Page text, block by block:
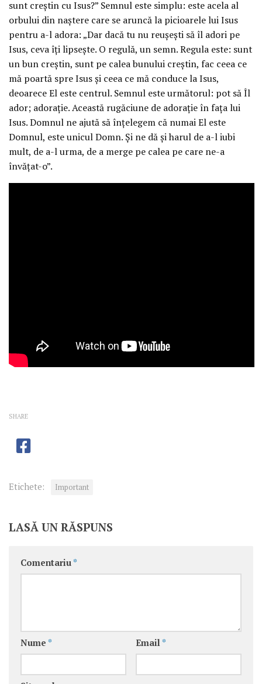
sunt creştin cu Isus?” Semnul este simplu: este acela al
orbului din naştere care se aruncă la picioarele lui Isus
pentru a-l adora: „Dar dacă tu nu reuşeşti să îl adori pe
Isus, ceva îţi lipseşte. O regulă, un semn. Regula este: sunt
un bun creştin, sunt pe calea bunului creştin, fac ceea ce
mă poartă spre Isus şi ceea ce mă conduce la Isus,
deoarece El este centrul. Semnul este următorul: pot să Îl
ador; adoraţie. Această rugăciune de adoraţie în faţa lui
Isus. Domnul ne ajută să înţelegem că numai El este
Domnul, este unicul Domn. Şi ne dă şi harul de a-l iubi
mult, de a-l urma, de a merge pe calea pe care ne-a
învăţat-o”.
SHARE
Etichete: Important
LASĂ UN RĂSPUNS
Comentariu *
Nume * Email *